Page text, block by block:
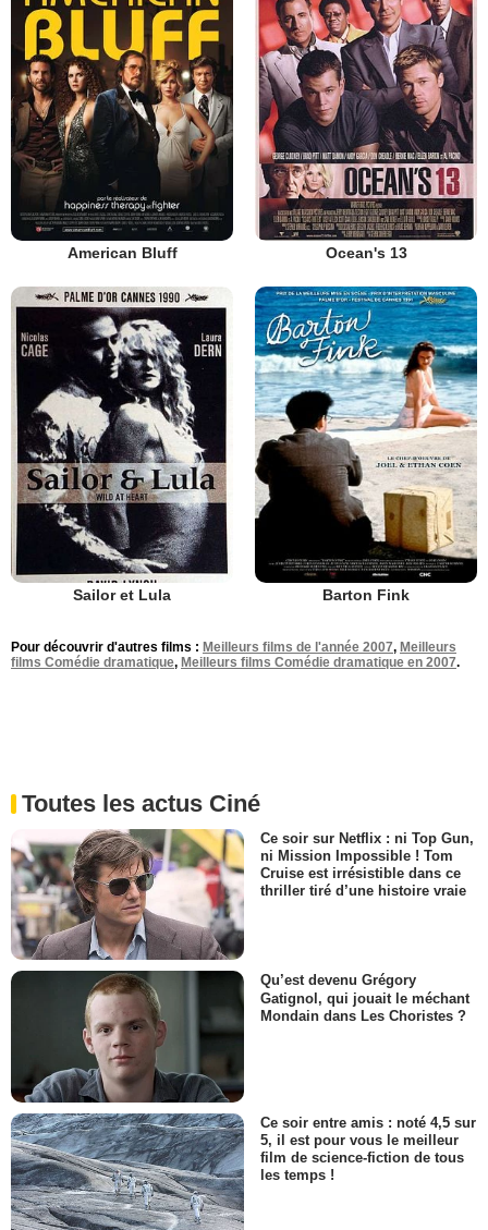
American Bluff Ocean's 13
Sailor et Lula Barton Fink
Pour découvrir d'autres films : Meilleurs films de l'année 2007, Meilleurs
films Comédie dramatique, Meilleurs films Comédie dramatique en 2007.
Toutes les actus Ciné
Ce soir sur Netflix : ni Top Gun,
ni Mission Impossible ! Tom
Cruise est irrésistible dans ce
thriller tiré d’une histoire vraie
Qu’est devenu Grégory
Gatignol, qui jouait le méchant
Mondain dans Les Choristes ?
Ce soir entre amis : noté 4,5 sur
5, il est pour vous le meilleur
film de science-fiction de tous
les temps !